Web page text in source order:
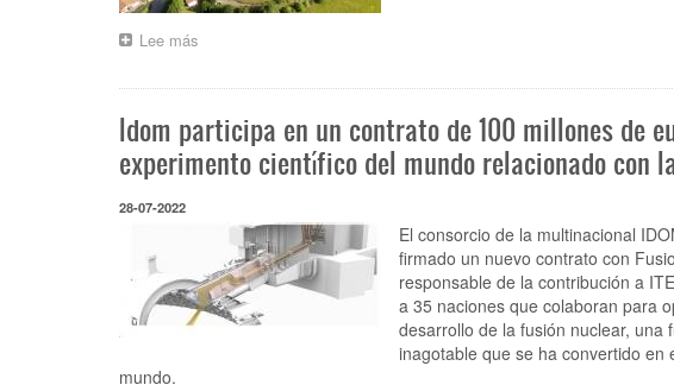
Lee mássobre
culmina
instalación
de
autoconsumo
industrial
grande
de
Euskadi,
Idom participa en un contrato de 100 millones de
experimento científico del mundo relacionado con
28-07-2022
El consorcio de la multinacional
firmado un nuevo contrato con
responsable de la contribución a
a 35 naciones que colaboran para
desarrollo de la fusión nuclear,
inagotable que se ha convertido en
mundo.